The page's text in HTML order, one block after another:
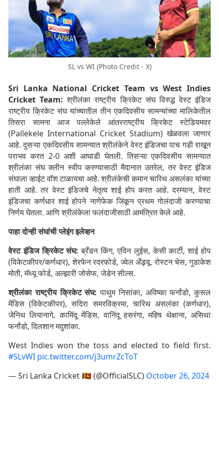
SL vs WI (Photo Credit - X)
Sri Lanka National Cricket Team vs West Indies
Cricket Team: श्रीलंका राष्ट्रीय क्रिकेट संघ विरुद्ध वेस्ट इंडिज
राष्ट्रीय क्रिकेट संघ यांच्यातील तीन एकदिवसीय सामन्यांच्या मालिकेतील
तिसरा सामना आज पल्लेकेले आंतरराष्ट्रीय क्रिकेट स्टेडियमवर
(Pallekele International Cricket Stadium) खेळवला जाणार
आहे. दुसऱ्या एकदिवसीय सामन्यात श्रीलंकेने वेस्ट इंडिजचा पाच गडी राखून
पराभव करत 2-0 अशी आघाडी घेतली. तिसऱ्या एकदिवसीय सामन्यात
श्रीलंका संघ क्लीन स्वीप करण्यासाठी मैदानात उतरेल, तर वेस्ट इंडिज
संघाला व्हाईट वॉश टाळायचा आहे. श्रीलंकेची कमान चारिथ असलंका यांच्या
हाती आहे. तर वेस्ट इंडिजचे नेतृत्व शाई होप करत आहे. दरम्यान, वेस्ट
इंडिजचा कर्णधार शाई होपने नाणेफेक जिंकून प्रथम गोलंदाजी करण्याचा
निर्णय घेतला. आणि श्रीलंकेला फलंदाजीसाठी आमंत्रित केले आहे.
पाहा दोन्ही संघांची प्लेइंग इलेव्हन
वेस्ट इंडिज क्रिकेट संघ: ब्रँडन किंग, एविन लुईस, केसी कार्टी, शाई होप
(विकेटकीपर/कर्णधार), शेरफेन रदरफोर्ड, ज्वेल अँड्र्यू, रोस्टन चेस, गुडाकेश
मोती, मॅथ्यू फोर्ड, अल्झारी जोसेफ, जेडेन सील्स.
श्रीलंका राष्ट्रीय क्रिकेट संघ: पाथुम निसांका, अविष्का फर्नांडो, कुसल
मेंडिस (विकेटकीपर), सदिरा समरविक्रमा, चारिथ असलंका (कर्णधार),
जेनिथ लियानागे, कामिंदू मेंडिस, वानिंदू हसरंगा, महिष थेक्षाना, असिथा
फर्नांडो, दिलशान मदुशांका.
West Indies won the toss and elected to field first.
#SLvWI pic.twitter.com/j3umrZcToT
— Sri Lanka Cricket 🇱🇰 (@OfficialSLC) October 26, 2024